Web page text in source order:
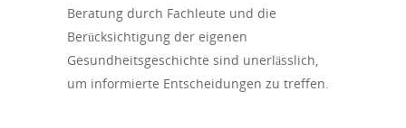
Beratung durch Fachleute und die
Berücksichtigung der eigenen
Gesundheitsgeschichte sind unerlässlich,
um informierte Entscheidungen zu treffen.